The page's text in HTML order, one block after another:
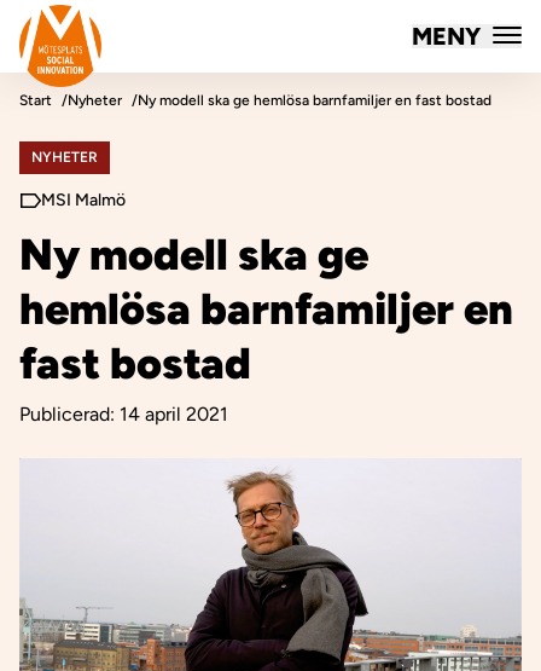
Hoppa till innehåll
Mötesplatsen Social Innovation
MENY
Start Nyheter Ny modell ska ge hemlösa barnfamiljer en fast bostad
NYHETER
MSI Malmö
Ny modell ska ge
hemlösa barnfamiljer en
fast bostad
Publicerad: 14 april 2021